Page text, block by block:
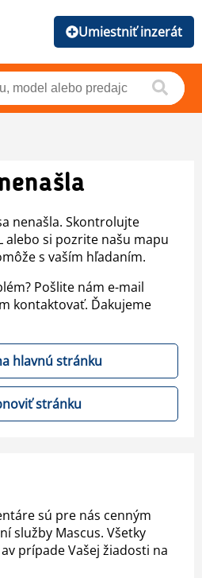
Umiestniť inzerát
nenašla. Skontrolujte
alebo si pozrite našu mapu
s vaším hľadaním.
Pošlite nám e-mail
kontaktovať. Ďakujeme
hlavnú stránku
stránku
sú pre nás cenným
služby Mascus. Všetky
prípade Vašej žiadosti na